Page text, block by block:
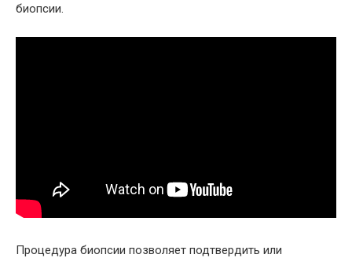
биопсии.
Процедура биопсии позволяет подтвердить или